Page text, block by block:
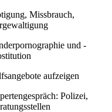
Missbrauch,
und -
aufzeigen
Polizei,